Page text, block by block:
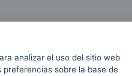
y ayuda a mantener
analizar el uso del sitio web
sobre la base de